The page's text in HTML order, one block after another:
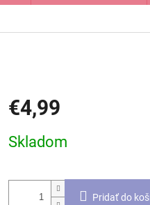
€4,99
cena:
Skladom
Pridať do